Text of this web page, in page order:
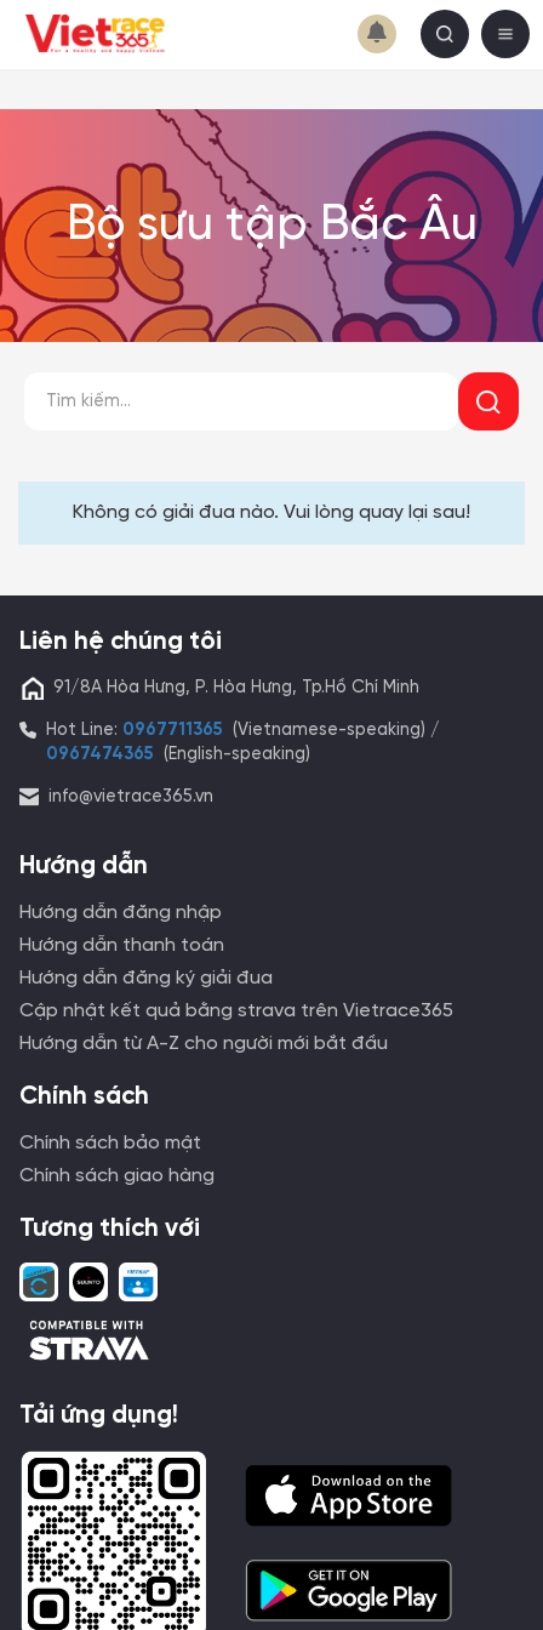
Bộ sưu tập Bắc Âu
Không có giải đua nào. Vui lòng quay lại sau!
Liên hệ chúng tôi
91/8A Hòa Hưng, P. Hòa Hưng, Tp.Hồ Chí Minh
Hot Line: 0967711365 (Vietnamese-speaking) /
0967474365 (English-speaking)
info@vietrace365.vn
Hướng dẫn
Hướng dẫn đăng nhập
Hướng dẫn thanh toán
Hướng dẫn đăng ký giải đua
Cập nhật kết quả bằng strava trên Vietrace365
Hướng dẫn từ A-Z cho người mới bắt đầu
Chính sách
Chính sách bảo mật
Chính sách giao hàng
Tương thích với
Tải ứng dụng!